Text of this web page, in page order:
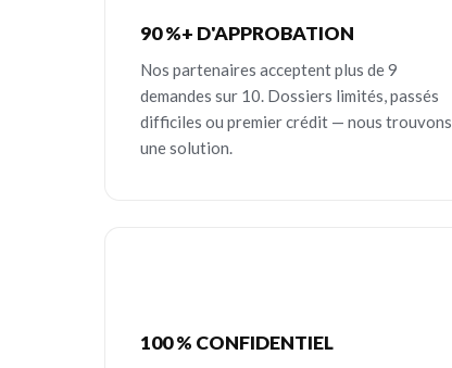
90 %+ D'APPROBATION
Nos partenaires acceptent plus de 9
demandes sur 10. Dossiers limités, passés
difficiles ou premier crédit — nous trouvons
une solution.
100 % CONFIDENTIEL